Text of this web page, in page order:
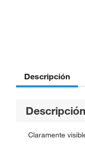
Descripción
Descripción
Claramente